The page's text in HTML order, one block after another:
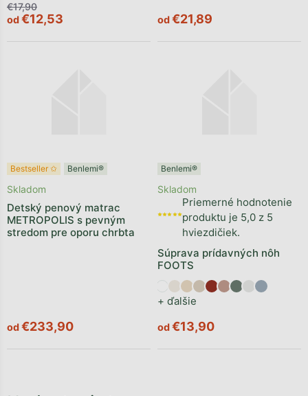
€17,90
od€12,53 od€21,89
Bestseller ✩ Benlemi®
Detský penový matrac
METROPOLIS s pevným
stredom pre oporu chrbta
Skladom
od€233,90
Benlemi®
Súprava prídavných nôh
FOOTS
+ ďalšie
Priemerné hodnotenie
produktu je 5,0 z 5
hviezdičiek.
Skladom
od€13,90